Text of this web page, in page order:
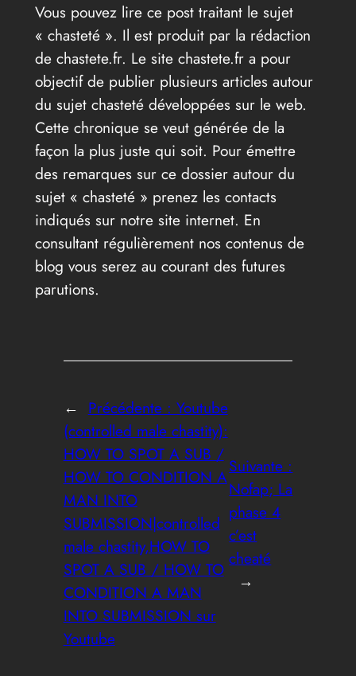
Vous pouvez lire ce post traitant le sujet
« chasteté ». Il est produit par la rédaction
de chastete.fr. Le site chastete.fr a pour
objectif de publier plusieurs articles autour
du sujet chasteté développées sur le web.
Cette chronique se veut générée de la
façon la plus juste qui soit. Pour émettre
des remarques sur ce dossier autour du
sujet « chasteté » prenez les contacts
indiqués sur notre site internet. En
consultant régulièrement nos contenus de
blog vous serez au courant des futures
parutions.
← Précédente : Youtube
(controlled male chastity):
HOW TO SPOT A SUB /
HOW TO CONDITION A
MAN INTO
SUBMISSION|controlled
male chastity,HOW TO
SPOT A SUB / HOW TO
CONDITION A MAN
INTO SUBMISSION sur
Youtube
Suivante :
Nofap; La
phase 4
c’est
cheaté
→